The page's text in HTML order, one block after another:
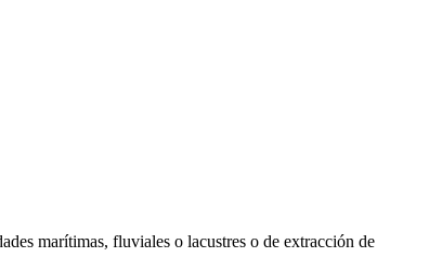
marítimas, fluviales o lacustres o de extracción de